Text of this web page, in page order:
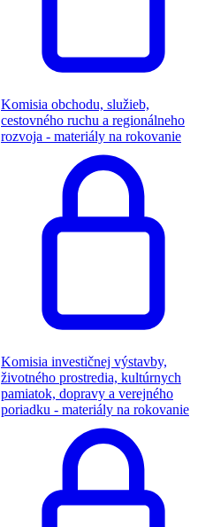
Komisia obchodu, služieb,
cestovného ruchu a regionálneho
rozvoja - materiály na rokovanie
Komisia investičnej výstavby,
životného prostredia, kultúrnych
pamiatok, dopravy a verejného
poriadku - materiály na rokovanie